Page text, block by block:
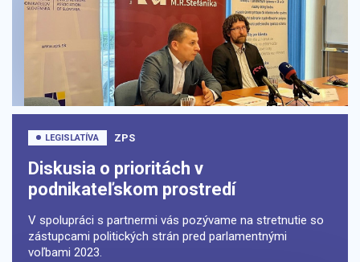
LEGISLATÍVA ZPS
Diskusia o prioritách v
podnikateľskom prostredí
V spolupráci s partnermi vás pozývame na stretnutie so
zástupcami politických strán pred parlamentnými
voľbami 2023.